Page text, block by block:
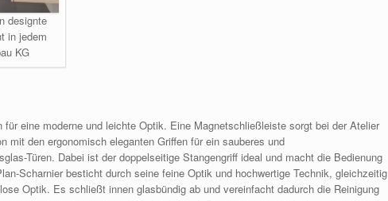
designte
in jedem
KG
eine moderne und leichte Optik. Eine Magnetschließleiste sorgt bei der Atelier
mit den ergonomisch eleganten Griffen für ein sauberes und
Türen. Dabei ist der doppelseitige Stangengriff ideal und macht die Bedienung
Scharnier besticht durch seine feine Optik und hochwertige Technik, gleichzeitig
Optik. Es schließt innen glasbündig ab und vereinfacht dadurch die Reinigung